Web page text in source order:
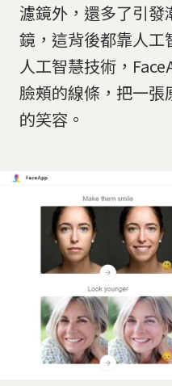
濾鏡外，還多了引
鏡，這背後都靠人工
人工智慧技術，
臉頰的線條，把一張
的笑容。